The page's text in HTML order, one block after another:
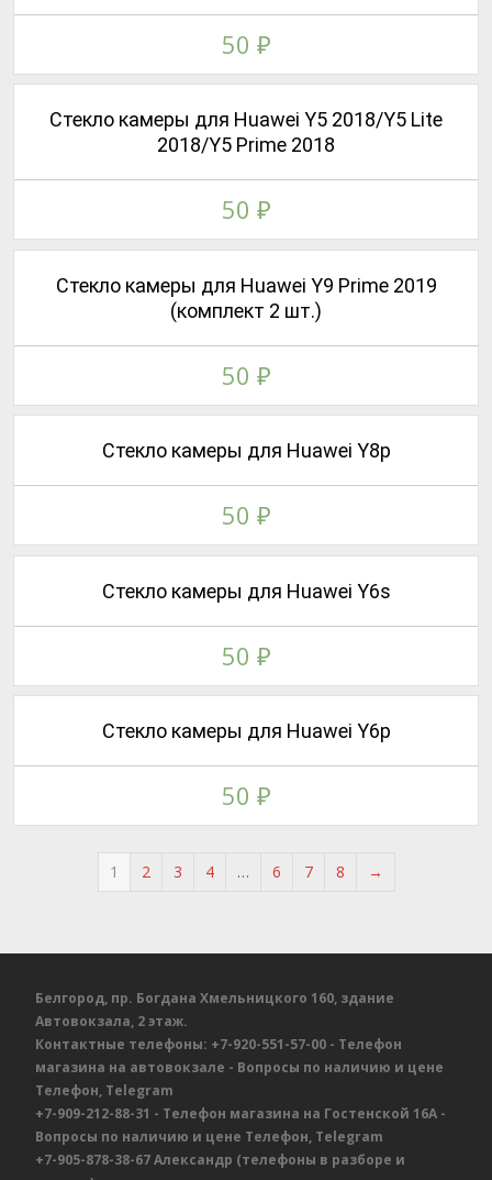
Стекло камеры для Huawei Y6p
50 ₽
Стекло камеры для Huawei Y6s
50 ₽
Стекло камеры для Huawei Y8p
50 ₽
Стекло камеры для Huawei Y9 Prime 2019
(комплект 2 шт.)
50 ₽
Стекло камеры для Huawei Y5 2018/Y5 Lite
2018/Y5 Prime 2018
50 ₽
50 ₽
1 2 3 4 … 6 7 8 →
Белгород, пр. Богдана Хмельницкого 160, здание
Автовокзала, 2 этаж.
Контактные телефоны: +7-920-551-57-00 - Телефон
магазина на автовокзале - Вопросы по наличию и цене
Телефон, Telegram
+7-909-212-88-31 - Телефон магазина на Гостенской 16А -
Вопросы по наличию и цене Телефон, Telegram
+7-905-878-38-67Александр (телефоны в разборе и